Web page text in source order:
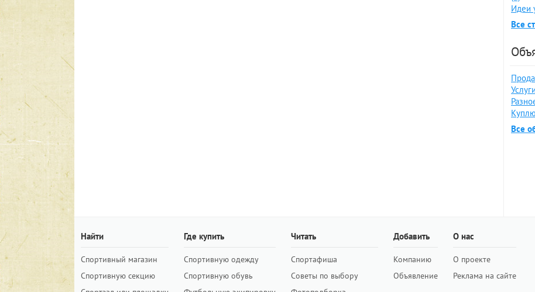
Идеи
Все
Все
Найти
Спортивный магазин
Спортивную секцию
Где купить
Спортивную одежду
Спортивную обувь
Читать
Спортафиша
Советы по выбору
Добавить
Компанию
Объявление
О нас
О проекте
Реклама на сайте